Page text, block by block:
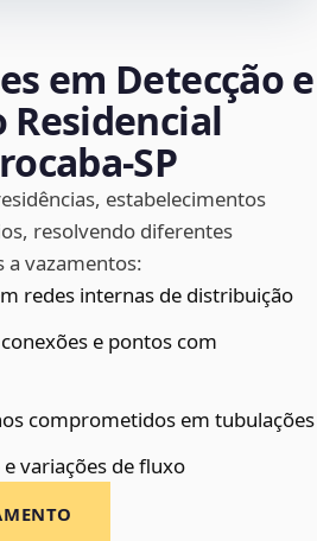
em Detecção e
Residencial
estabelecimentos
resolvendo diferentes
a vazamentos:
redes internas de distribuição
e pontos com
comprometidos em tubulações
variações de fluxo